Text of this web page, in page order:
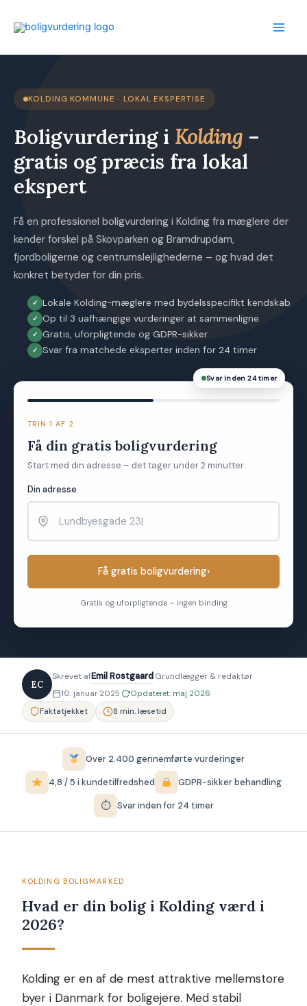
KOLDING KOMMUNE · LOKAL EKSPERTISE
Boligvurdering i Kolding –
gratis og præcis fra lokal
ekspert
Få en professionel boligvurdering i Kolding fra mæglere der
kender forskel på Skovparken og Bramdrupdam,
fjordboligerne og centrumslejlighederne – og hvad det
konkret betyder for din pris.
Lokale Kolding-mæglere med bydelsspecifikt kendskab
Op til 3 uafhængige vurderinger at sammenligne
Gratis, uforpligtende og GDPR-sikker
Svar fra matchede eksperter inden for 24 timer
TRIN 1 AF 2
Få din gratis boligvurdering
Start med din adresse – det tager under 2 minutter.
Din adresse
Få gratis boligvurdering›
Gratis og uforpligtende – ingen binding
Svar inden 24 timer
EC
Skrevet afEmil Rostgaard·Grundlægger & redaktør
10. januar 2025·
Opdateret: maj 2026
Faktatjekket
8 min. læsetid
Over 2.400 gennemførte vurderinger
4,8 / 5 i kundetilfredshed
GDPR-sikker behandling
⏱ Svar inden for 24 timer
KOLDING BOLIGMARKED
Hvad er din bolig i Kolding værd i
2026?
Kolding er en af de mest attraktive mellemstore
byer i Danmark for boligejere. Med stabil